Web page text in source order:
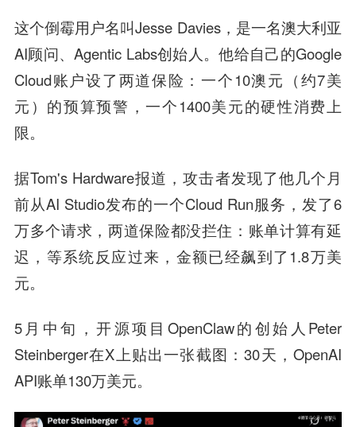
这个倒霉用户名叫Jesse Davies，是一名澳大利亚
AI顾问、Agentic Labs创始人。他给自己的Google
Cloud账户设了两道保险：一个10澳元（约7美
元）的预算预警，一个1400美元的硬性消费上
限。
据Tom's Hardware报道，攻击者发现了他几个月
前从AI Studio发布的一个Cloud Run服务，发了6
万多个请求，两道保险都没拦住：账单计算有延
迟，等系统反应过来，金额已经飙到了1.8万美
元。
5月中旬，开源项目OpenClaw的创始人Peter
Steinberger在X上贴出一张截图：30天，OpenAI
API账单130万美元。